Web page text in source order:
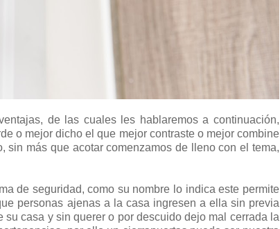
de las cuales les hablaremos a continuación,
o mejor dicho el que mejor contraste o mejor combine
más que acotar comenzamos de lleno con el tema,
de seguridad, como su nombre lo indica este permite
personas ajenas a la casa ingresen a ella sin previa
casa y sin querer o por descuido dejo mal cerrada la